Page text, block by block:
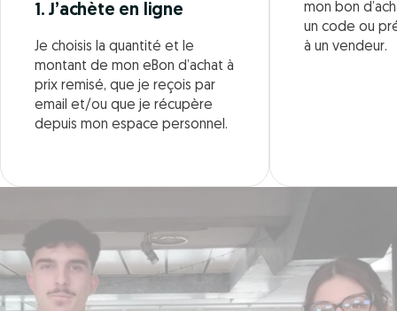
1. J’achète en ligne
Je choisis la quantité et le
montant de mon eBon d’achat à
prix remisé, que je reçois par
email et/ou que je récupère
depuis mon espace personnel.
mon bon
un code ou
à un vendeur.